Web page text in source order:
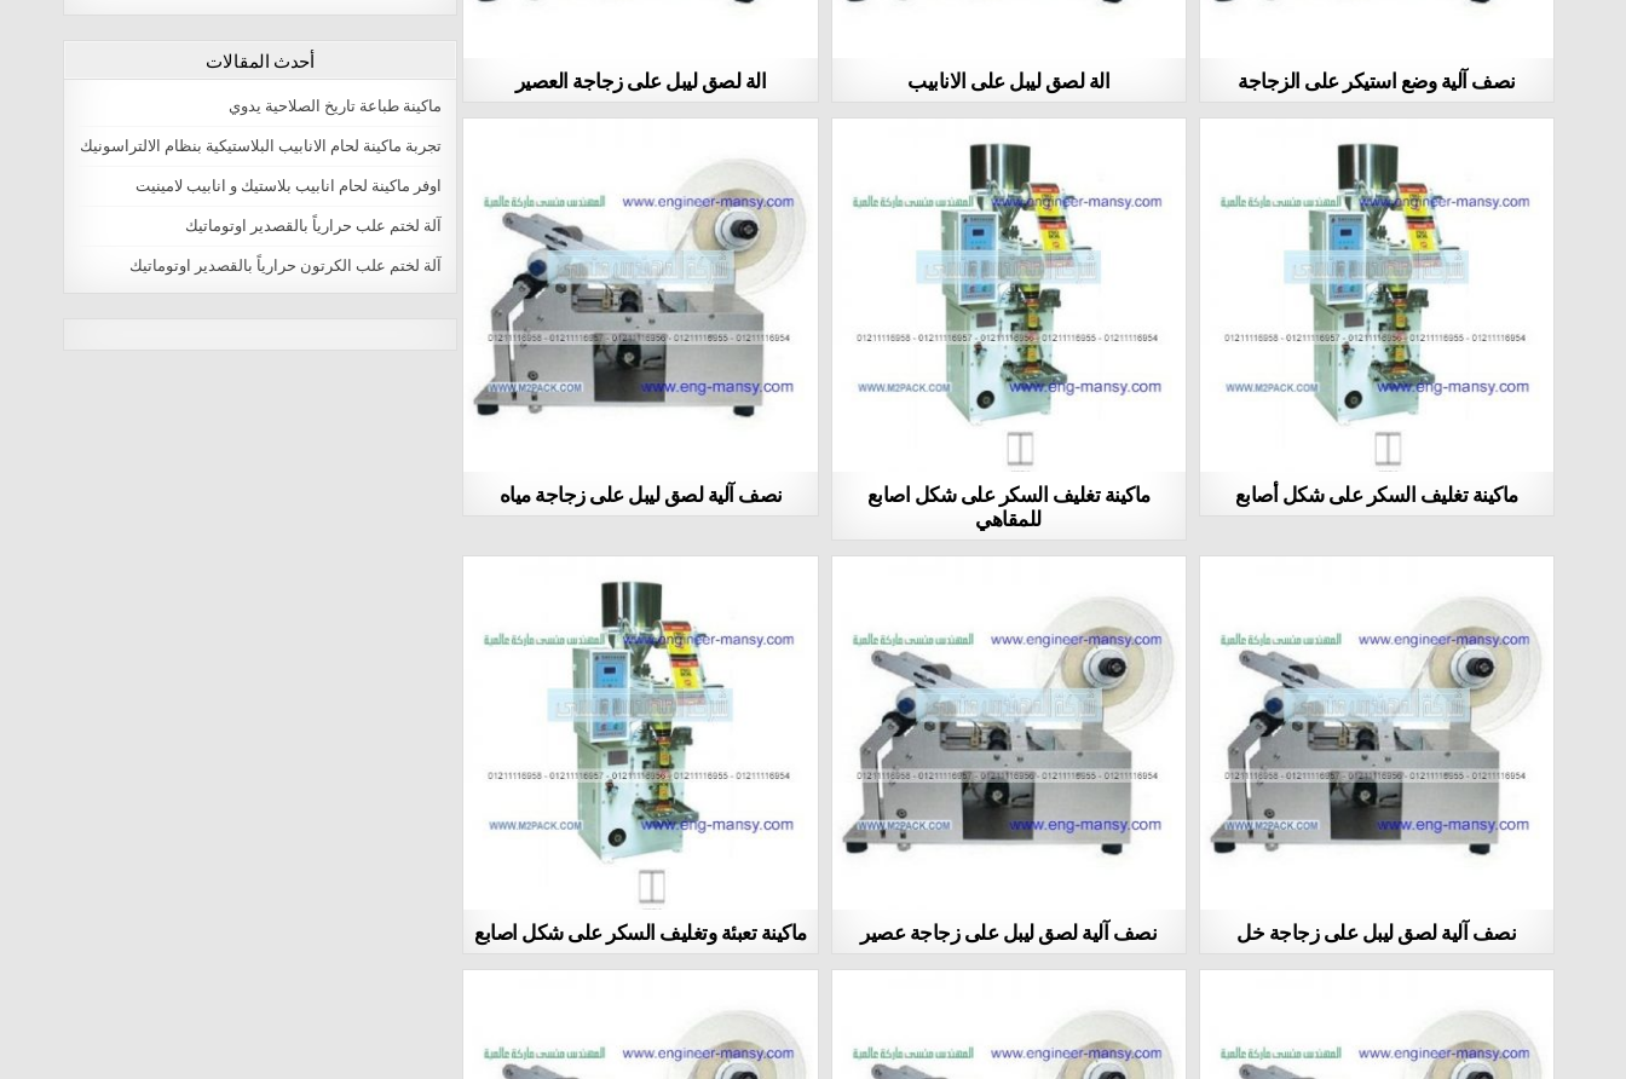
الة لصق ليبل على زجاجة العصير الة لصق ليبل على الانابيب نصف آلية وضع استيكر على الزجاجة
نصف آلية لصق ليبل على زجاجة مياه
ماكينة تغليف السكر على شكل اصابع
للمقاهي
ماكينة تغليف السكر على شكل أصابع
ماكينة تعبئة وتغليف السكر على شكل اصابع نصف آلية لصق ليبل على زجاجة عصير نصف آلية لصق ليبل على زجاجة خل
أحدث المقالات
ماكينة طباعة تاريخ الصلاحية يدوي
تجربة ماكينة لحام الانابيب البلاستيكية بنظام الالتراسونيك
اوفر ماكينة لحام انابيب بلاستيك و انابيب لامينيت
آلة لختم علب حرارياً بالقصدير اوتوماتيك
آلة لختم علب الكرتون حرارياً بالقصدير اوتوماتيك